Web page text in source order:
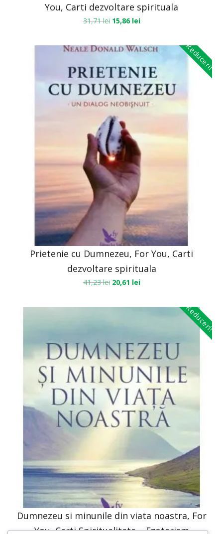
You, Carti dezvoltare spirituala
31,71lei 15,86 lei
Reduceri!
Prietenie cu Dumnezeu, For You, Carti
dezvoltare spirituala
41,23lei 20,61 lei
Reduceri!
Dumnezeu si minunile din viata noastra, For
You, Carti Spiritualitate – Ezoterism